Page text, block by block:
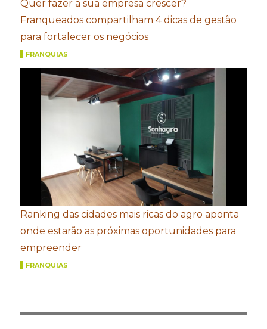
Quer fazer a sua empresa crescer?
Franqueados compartilham 4 dicas de gestão
para fortalecer os negócios
FRANQUIAS
Ranking das cidades mais ricas do agro aponta
onde estarão as próximas oportunidades para
empreender
FRANQUIAS